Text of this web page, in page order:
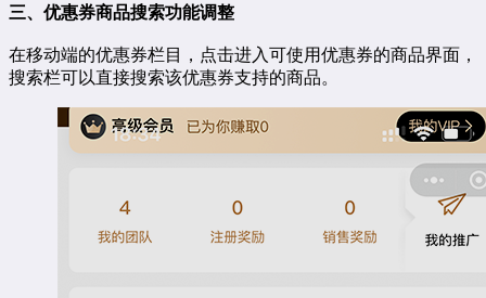
三、优惠券商品搜索功能调整
在移动端的优惠券栏目，点击进入可使用优惠券的商品界面，
搜索栏可以直接搜索该优惠券支持的商品。